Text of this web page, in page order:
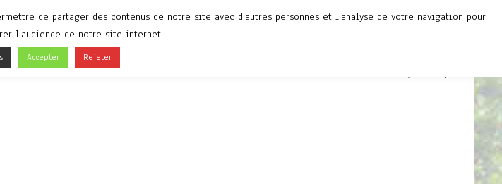
RÉALISATIONS A PROPOS DE NOUS ACTUALITÉS CONTACT
RÉALISATIONS
de partager des contenus de notre site avec d'autres personnes et l'analyse de votre navigation pour
l'audience de notre site internet.
Accepter Rejeter